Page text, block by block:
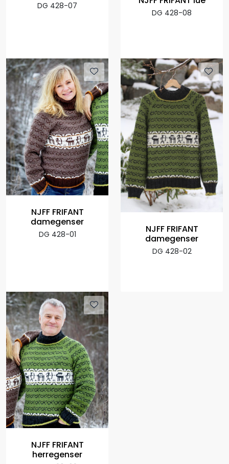
DG 428-07
DG 428-08
NJFF FRIFANT
damegenser
DG 428-01
NJFF FRIFANT
damegenser
DG 428-02
NJFF FRIFANT
herregenser